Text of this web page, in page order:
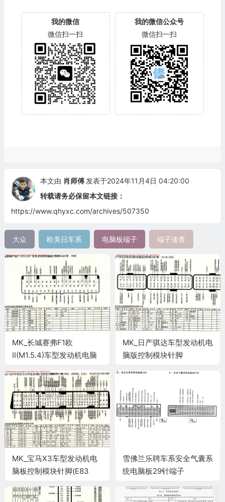
我的微信
微信扫一扫
我的微信公众号
微信扫一扫
本文由 肖师傅 发表于2024年11月4日 04:20:00
转载请务必保留本文链接：
https://www.qhyxc.com/archives/507350
大众 欧美日车系 电脑板端子 端子速查
MK_长城赛弗F1欧
II(M1.5.4)车型发动机电脑
图
MK_日产骐达车型发动机电
脑版控制模块针脚
MK_宝马X3车型发动机电
脑板控制模块针脚(E83
2.5L)9+24+52+40+9针
雪佛兰乐聘车系安全气囊系
统电脑板29针端子